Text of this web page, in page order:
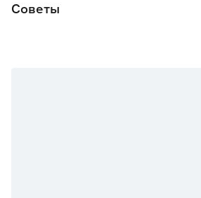
Советы